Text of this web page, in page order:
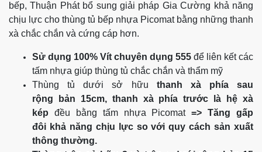
bếp, Thuận Phát bổ sung giải pháp Gia Cường khả năng
chịu lực cho thùng tủ bếp nhựa Picomat bằng những thanh
xà chắc chắn và cứng cáp hơn.
Sử dụng 100% Vít chuyên dụng 555 để liên kết các
tấm nhựa giúp thùng tủ chắc chắn và thẩm mỹ
Thùng tủ dưới sở hữu thanh xà phía sau
rộng
bản 15cm, thanh xà phía trước là hệ xà
kép đều bằng tấm nhựa Picomat=> Tăng gấp
đôi khả năng chịu lực so với quy cách sản xuất
thông thường.